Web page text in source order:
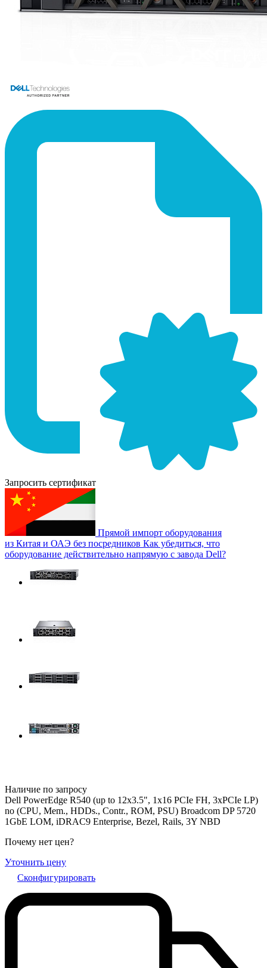
Запросить сертификат
Прямой импорт оборудования
из Китая и ОАЭ без посредников Как убедиться, что
оборудование действительно напрямую с завода Dell?
Наличие по запросу
Dell PowerEdge R540 (up to 12x3.5", 1x16 PCIe FH, 3xPCIe LP)
no (CPU, Mem., HDDs., Contr., ROM, PSU) Broadcom DP 5720
1GbE LOM, iDRAC9 Enterprise, Bezel, Rails, 3Y NBD
Почему нет цен?
Уточнить цену
Сконфигурировать